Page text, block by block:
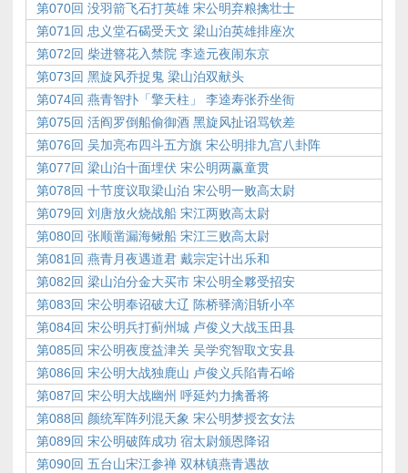
第070回 没羽箭飞石打英雄 宋公明弃粮擒壮士
第071回 忠义堂石碣受天文 梁山泊英雄排座次
第072回 柴进簪花入禁院 李逵元夜闹东京
第073回 黑旋风乔捉鬼 梁山泊双献头
第074回 燕青智扑「擎天柱」 李逵寿张乔坐衙
第075回 活阎罗倒船偷御酒 黑旋风扯诏骂钦差
第076回 吴加亮布四斗五方旗 宋公明排九宫八卦阵
第077回 梁山泊十面埋伏 宋公明两赢童贯
第078回 十节度议取梁山泊 宋公明一败高太尉
第079回 刘唐放火烧战船 宋江两败高太尉
第080回 张顺凿漏海鳅船 宋江三败高太尉
第081回 燕青月夜遇道君 戴宗定计出乐和
第082回 梁山泊分金大买市 宋公明全夥受招安
第083回 宋公明奉诏破大辽 陈桥驿滴泪斩小卒
第084回 宋公明兵打蓟州城 卢俊义大战玉田县
第085回 宋公明夜度益津关 吴学究智取文安县
第086回 宋公明大战独鹿山 卢俊义兵陷青石峪
第087回 宋公明大战幽州 呼延灼力擒番将
第088回 颜统军阵列混天象 宋公明梦授玄女法
第089回 宋公明破阵成功 宿太尉颁恩降诏
第090回 五台山宋江参禅 双林镇燕青遇故